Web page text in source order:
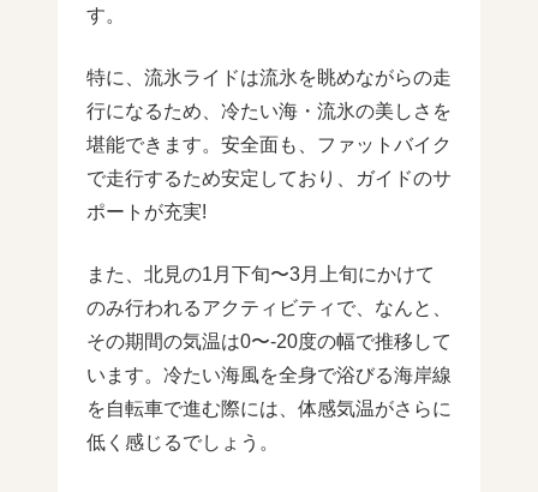
す。
特に、流氷ライドは流氷を眺めながらの走
行になるため、冷たい海・流氷の美しさを
堪能できます。安全面も、ファットバイク
で走行するため安定しており、ガイドのサ
ポートが充実!
また、北見の1月下旬〜3月上旬にかけて
のみ行われるアクティビティで、なんと、
その期間の気温は0〜-20度の幅で推移して
います。冷たい海風を全身で浴びる海岸線
を自転車で進む際には、体感気温がさらに
低く感じるでしょう。